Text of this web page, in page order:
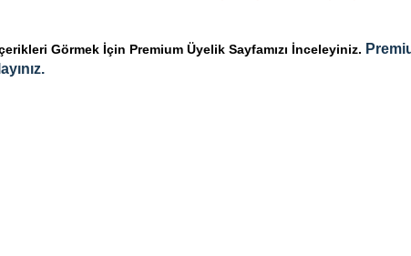
Görmek İçin Premium Üyelik Sayfamızı İnceleyiniz.